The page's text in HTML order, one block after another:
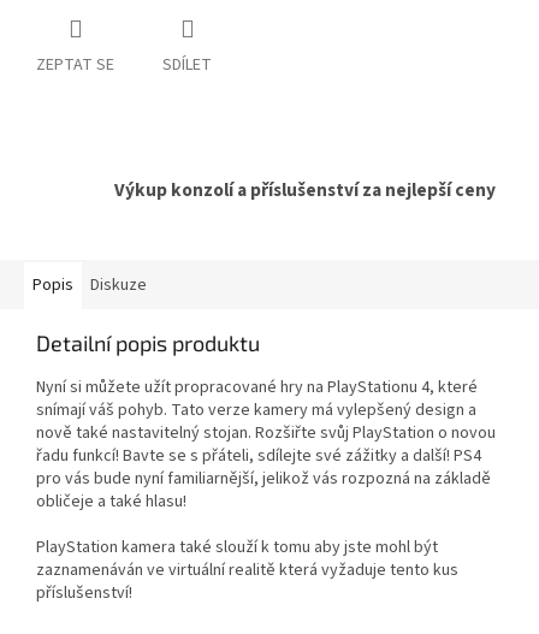
ZEPTAT SE SDÍLET
Výkup konzolí a příslušenství za nejlepší ceny
Popis Diskuze
Detailní popis produktu
Nyní si můžete užít propracované hry na PlayStationu 4, které
snímají váš pohyb. Tato verze kamery má vylepšený design a
nově také nastavitelný stojan. Rozšiřte svůj PlayStation o novou
řadu funkcí! Bavte se s přáteli, sdílejte své zážitky a další! PS4
pro vás bude nyní familiarnější, jelikož vás rozpozná na základě
obličeje a také hlasu!
PlayStation kamera také slouží k tomu aby jste mohl být
zaznamenáván ve virtuální realitě která vyžaduje tento kus
příslušenství!